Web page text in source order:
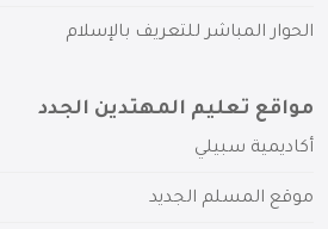
الحوار المباشر للتعريف بالإسلام
مواقع تعليم المهتدين الجدد
أكاديمية سبيلي
موقع المسلم الجديد